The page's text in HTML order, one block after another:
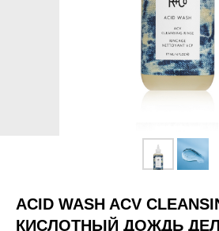
ACID WASH ACV
КИСЛОТНЫЙ ДОЖДЬ